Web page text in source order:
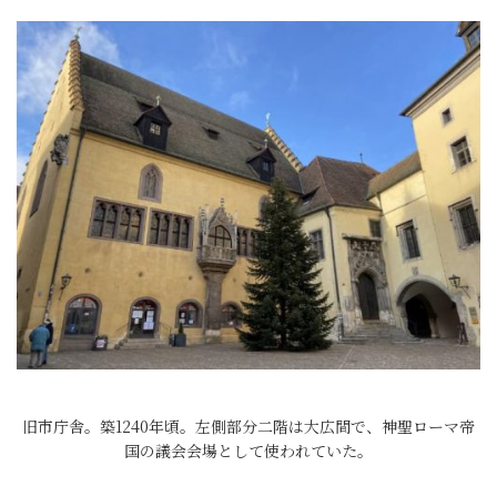
旧市庁舎。築1240年頃。左側部分二階は大広間で、神聖ローマ帝
国の議会会場として使われていた。